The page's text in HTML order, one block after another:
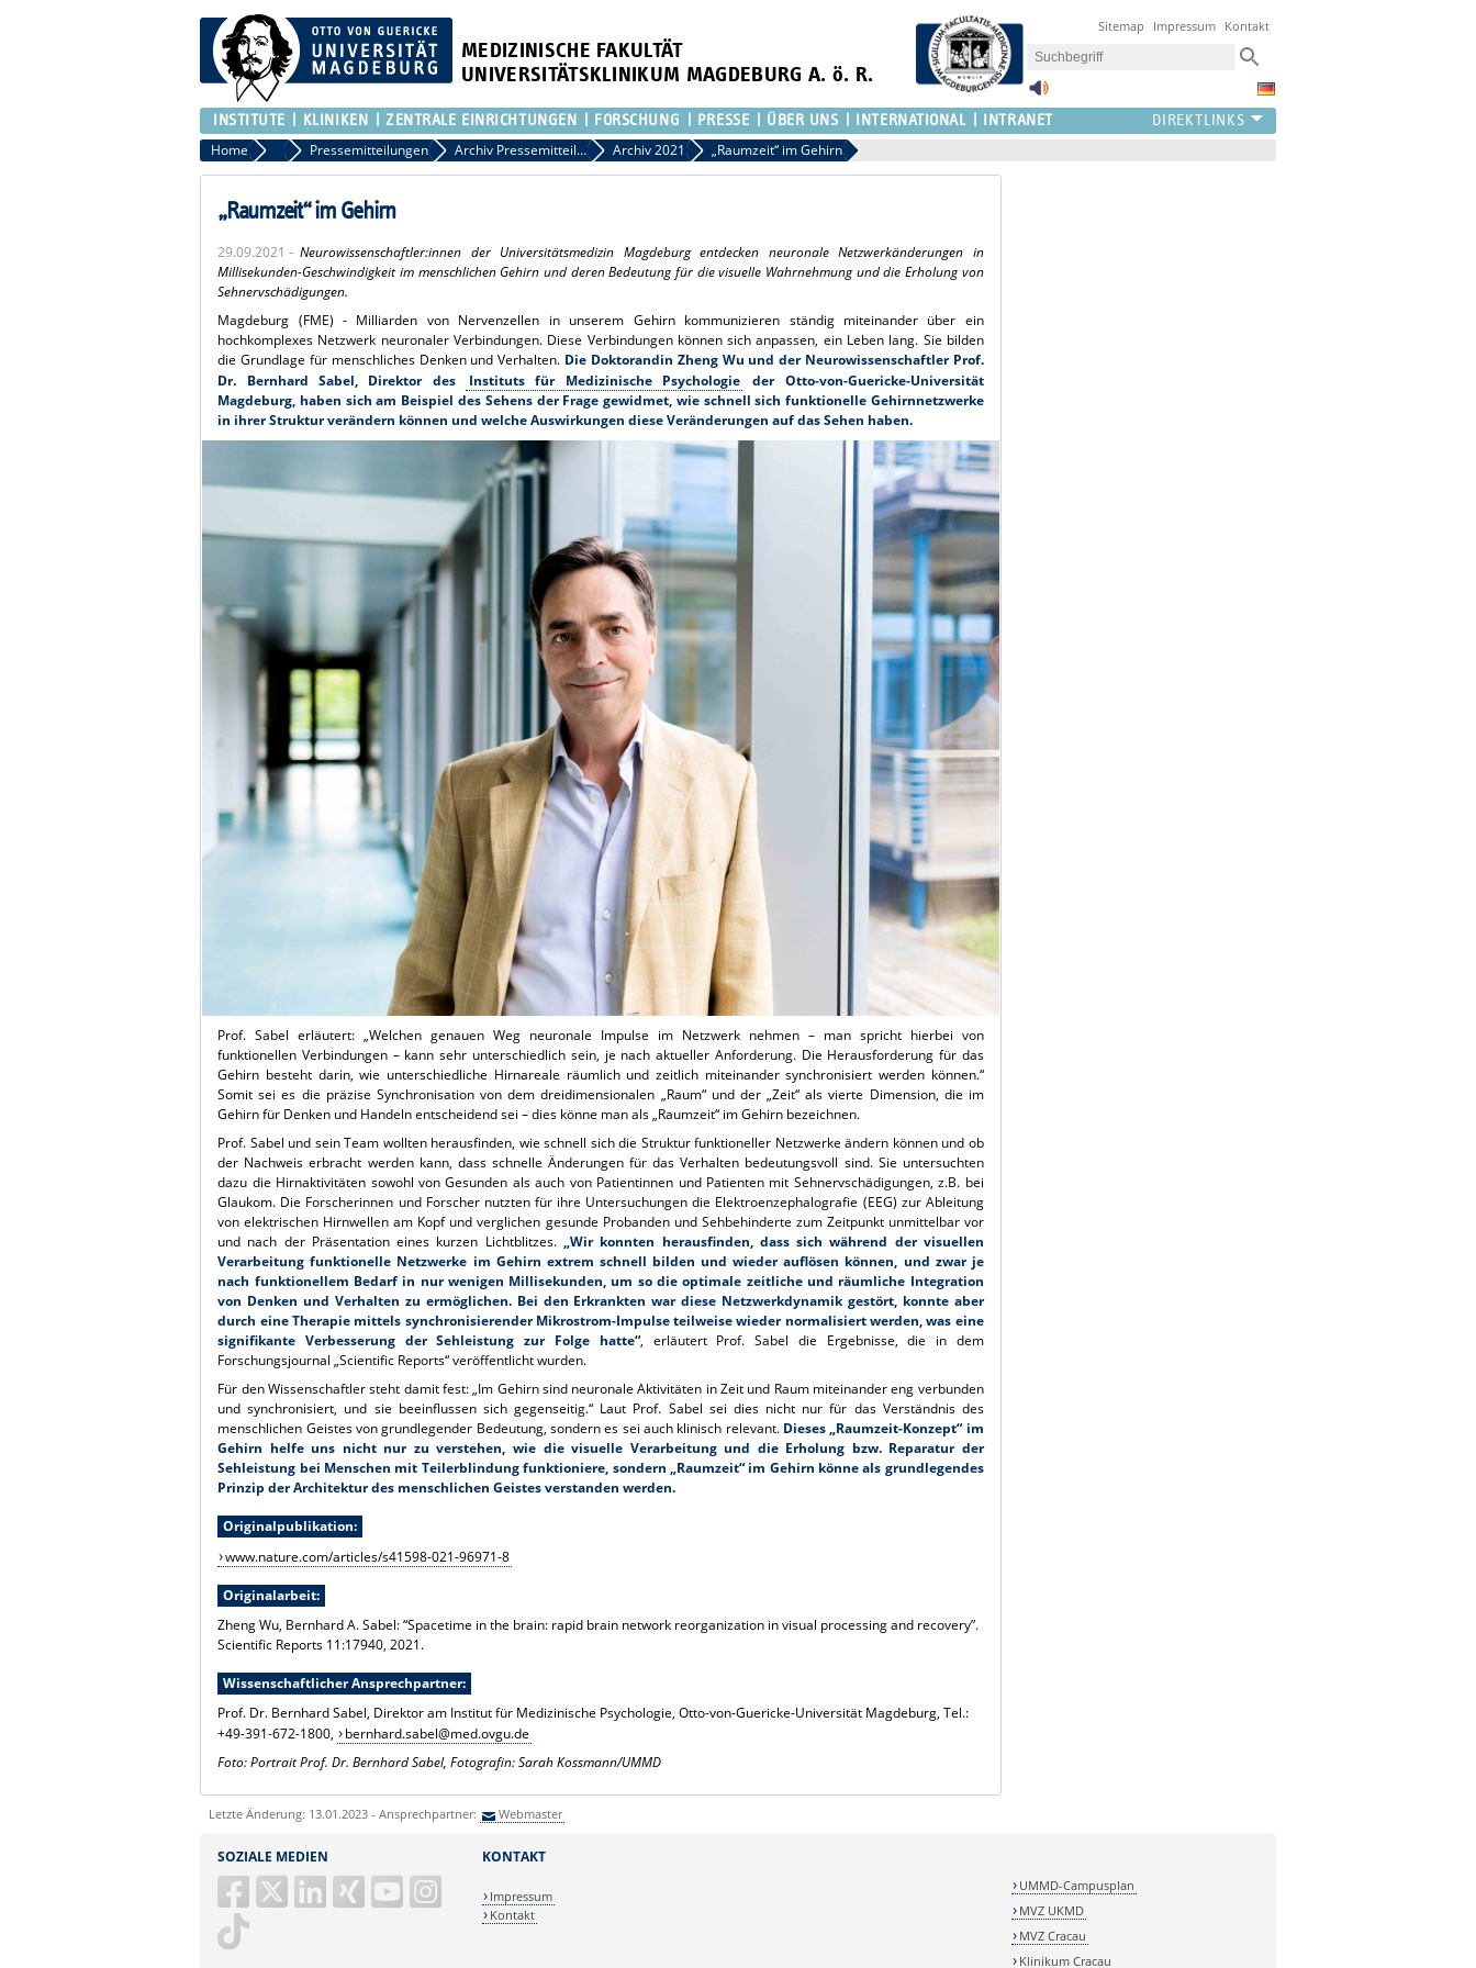
MEDIZINISCHE FAKULTÄT
UNIVERSITÄTSKLINIKUM MAGDEBURG A. ö. R.
Sitemap Impressum Kontakt
INSTITUTE KLINIKEN ZENTRALE EINRICHTUNGEN FORSCHUNG PRESSE ÜBER UNS INTERNATIONAL INTRANET
Home PressePressemitteilungen Archiv Pressemitteilungen Archiv 2021 „Raumzeit“ im Gehirn
„Raumzeit“ im Gehirn
29.09.2021 -Neurowissenschaftler:innen der Universitätsmedizin Magdeburg entdecken neuronale Netzwerkänderungen in
Millisekunden-Geschwindigkeit im menschlichen Gehirn und deren Bedeutung für die visuelle Wahrnehmung und die Erholung von
Sehnervschädigungen.
Magdeburg (FME) - Milliarden von Nervenzellen in unserem Gehirn kommunizieren ständig miteinander über ein
hochkomplexes Netzwerk neuronaler Verbindungen. Diese Verbindungen können sich anpassen, ein Leben lang. Sie bilden
die Grundlage für menschliches Denken und Verhalten. Die Doktorandin Zheng Wu und der Neurowissenschaftler Prof.
Dr. Bernhard Sabel, Direktor des
Instituts für Medizinische Psychologie
der Otto-von-Guericke-Universität
Magdeburg, haben sich am Beispiel des Sehens der Frage gewidmet, wie schnell sich funktionelle Gehirnnetzwerke
in ihrer Struktur verändern können und welche Auswirkungen diese Veränderungen auf das Sehen haben.
Prof. Sabel erläutert: „Welchen genauen Weg neuronale Impulse im Netzwerk nehmen – man spricht hierbei von
funktionellen Verbindungen – kann sehr unterschiedlich sein, je nach aktueller Anforderung. Die Herausforderung für das
Gehirn besteht darin, wie unterschiedliche Hirnareale räumlich und zeitlich miteinander synchronisiert werden können.“
Somit sei es die präzise Synchronisation von dem dreidimensionalen „Raum“ und der „Zeit“ als vierte Dimension, die im
Gehirn für Denken und Handeln entscheidend sei – dies könne man als „Raumzeit“ im Gehirn bezeichnen.
Prof. Sabel und sein Team wollten herausfinden, wie schnell sich die Struktur funktioneller Netzwerke ändern können und ob
der Nachweis erbracht werden kann, dass schnelle Änderungen für das Verhalten bedeutungsvoll sind. Sie untersuchten
dazu die Hirnaktivitäten sowohl von Gesunden als auch von Patientinnen und Patienten mit Sehnervschädigungen, z.B. bei
Glaukom. Die Forscherinnen und Forscher nutzten für ihre Untersuchungen die Elektroenzephalografie (EEG) zur Ableitung
von elektrischen Hirnwellen am Kopf und verglichen gesunde Probanden und Sehbehinderte zum Zeitpunkt unmittelbar vor
und nach der Präsentation eines kurzen Lichtblitzes.„Wir konnten herausfinden, dass sich während der visuellen
Verarbeitung funktionelle Netzwerke im Gehirn extrem schnell bilden und wieder auflösen können, und zwar je
nach funktionellem Bedarf in nur wenigen Millisekunden, um so die optimale zeitliche und räumliche Integration
von Denken und Verhalten zu ermöglichen. Bei den Erkrankten war diese Netzwerkdynamik gestört, konnte aber
durch eine Therapie mittels synchronisierender Mikrostrom-Impulse teilweise wieder normalisiert werden, was eine
signifikante Verbesserung der Sehleistung zur Folge hatte“, erläutert Prof. Sabel die Ergebnisse, die in dem
Forschungsjournal „Scientific Reports“ veröffentlicht wurden.
Für den Wissenschaftler steht damit fest: „Im Gehirn sind neuronale Aktivitäten in Zeit und Raum miteinander eng verbunden
und synchronisiert, und sie beeinflussen sich gegenseitig.“ Laut Prof. Sabel sei dies nicht nur für das Verständnis des
menschlichen Geistes von grundlegender Bedeutung, sondern es sei auch klinisch relevant. Dieses „Raumzeit-Konzept“ im
Gehirn helfe uns nicht nur zu verstehen, wie die visuelle Verarbeitung und die Erholung bzw. Reparatur der
Sehleistung bei Menschen mit Teilerblindung funktioniere, sondern „Raumzeit“ im Gehirn könne als grundlegendes
Prinzip der Architektur des menschlichen Geistes verstanden werden.
Originalpublikation:
www.nature.com/articles/s41598-021-96971-8
Originalarbeit:
Zheng Wu, Bernhard A. Sabel: “Spacetime in the brain: rapid brain network reorganization in visual processing and recovery”.
Scientific Reports 11:17940, 2021.
Wissenschaftlicher Ansprechpartner:
Prof. Dr. Bernhard Sabel, Direktor am Institut für Medizinische Psychologie, Otto-von-Guericke-Universität Magdeburg, Tel.:
+49-391-672-1800,
bernhard.sabel@med.ovgu.de
Foto:Portrait Prof. Dr. Bernhard Sabel, Fotografin: Sarah Kossmann/UMMD
Letzte Änderung: 13.01.2023 - Ansprechpartner: Webmaster
SOZIALE MEDIEN KONTAKT
Impressum
Kontakt
UMMD-Campusplan
MVZ UKMD
MVZ Cracau
Klinikum Cracau